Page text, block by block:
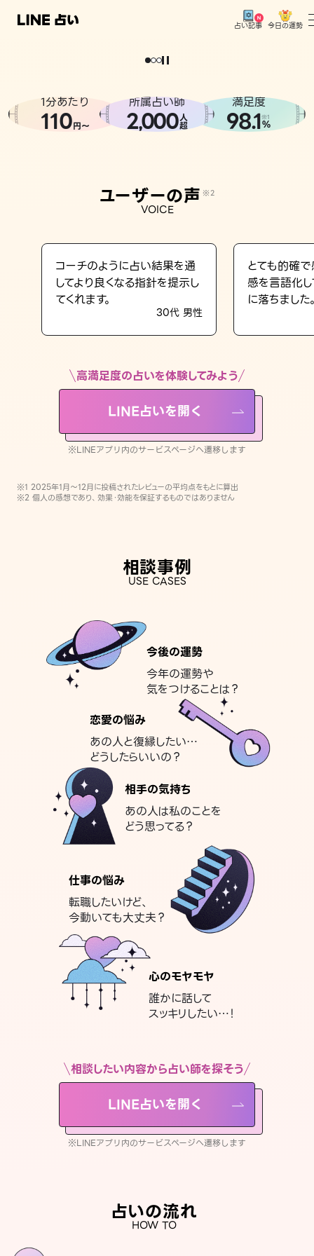
占い記事 今日の運勢
相談事例
LINE占いを開く
※LINEアプリ内のサービスページへ遷移します
どうせなら
。
1分あたり
110円〜
所属占い師
2,000人
超
満足度
98.1※1
%
ユーザーの声 ※2
VOICE
コーチのように占い結果を通
してより良くなる指針を提示し
てくれます。
30代 男性
とても的確
感を言語化
に落ちました
高満足度の占いを体験してみよう
LINE占いを開く
※LINEアプリ内のサービスページへ遷移します
※1 2025年1月〜12月に投稿されたレビューの平均点をもとに算出
※2 個人の感想であり、効果・効能を保証するものではありません
相談事例
USE CASES
今後の運勢
今年の運勢や
気をつけることは？
恋愛の悩み
あの人と復縁したい…
どうしたらいいの？
相手の気持ち
あの人は私のことを
どう思ってる？
仕事の悩み
転職したいけど、
今動いても大丈夫？
心のモヤモヤ
誰かに話して
スッキリしたい…！
相談したい内容から占い師を探そう
LINE占いを開く
※LINEアプリ内のサービスページへ遷移します
占いの流れ
HOW TO